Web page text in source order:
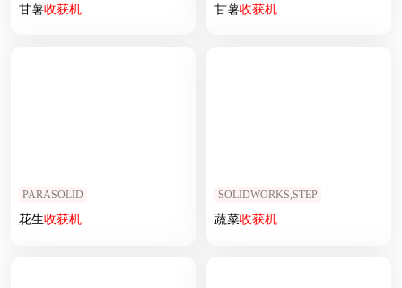
甘薯收获机 甘薯收获机
PARASOLID
花生收获机
SOLIDWORKS,STEP
蔬菜收获机